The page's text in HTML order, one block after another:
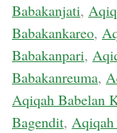
Babakanjati,
Babakankareo,
Babakanpari,
Babakanreuma,
Aqiqah Babelan
Bagendit,